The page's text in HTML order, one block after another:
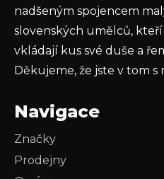
nadšeným spojencem
slovenských umělců,
vkládají kus své duše a
Děkujeme, že jste v tom s
Navigace
Značky
Prodejny